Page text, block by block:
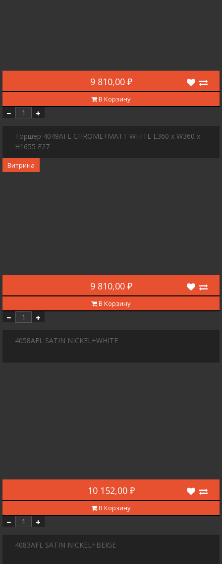
9 810,00 ₽
В Корзину
Торшер 4049AFL CHROME+MATT WHITE L360 x W360 x
H1655 E27
Витрина
9 810,00 ₽
В Корзину
4058AFL SATIN NICKEL+WHITE
10 152,00 ₽
В Корзину
4083AFL SATIN NICKEL+BEIGE